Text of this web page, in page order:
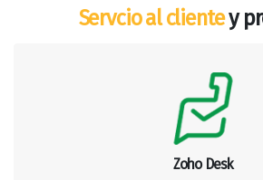
Servcio al clientey
Zoho Desk